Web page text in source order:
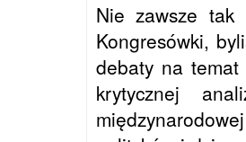
Nie zawsze tak
Kongresówki,
debaty na temat
krytycznej